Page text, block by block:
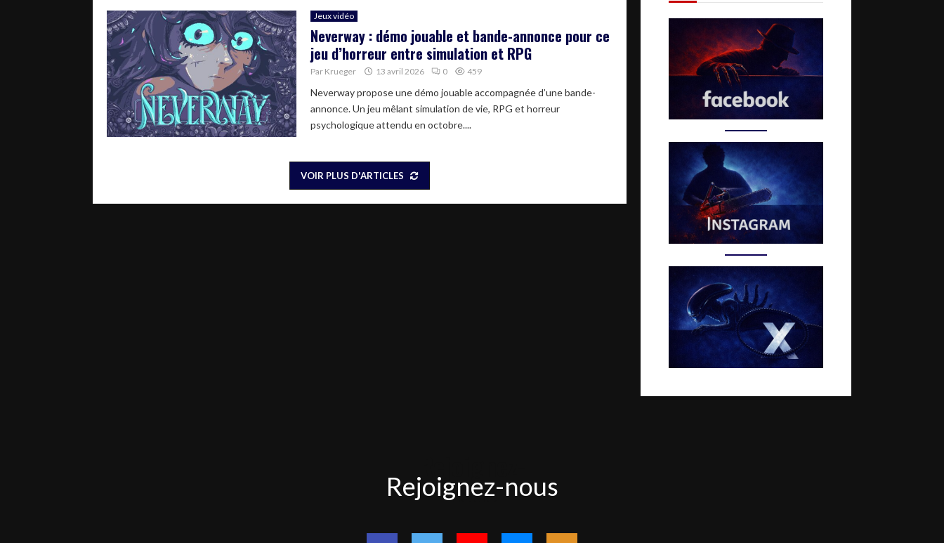
Jeux vidéo
Neverway : démo jouable et bande-annonce pour ce
jeu d’horreur entre simulation et RPG
Par Krueger 13 avril 2026 0 459
Neverway propose une démo jouable accompagnée d’une bande-
annonce. Un jeu mêlant simulation de vie, RPG et horreur
psychologique attendu en octobre....
VOIR PLUS D'ARTICLES
nous
Rejoignez-nous